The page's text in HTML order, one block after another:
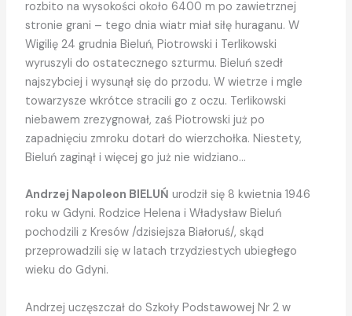
rozbito na wysokości około 6400 m po zawietrznej
stronie grani – tego dnia wiatr miał siłę huraganu. W
Wigilię 24 grudnia Bieluń, Piotrowski i Terlikowski
wyruszyli do ostatecznego szturmu. Bieluń szedł
najszybciej i wysunął się do przodu. W wietrze i mgle
towarzysze wkrótce stracili go z oczu. Terlikowski
niebawem zrezygnował, zaś Piotrowski już po
zapadnięciu zmroku dotarł do wierzchołka. Niestety,
Bieluń zaginął i więcej go już nie widziano…
Andrzej Napoleon BIELUŃ urodził się 8 kwietnia 1946
roku w Gdyni. Rodzice Helena i Władysław Bieluń
pochodzili z Kresów /dzisiejsza Białoruś/, skąd
przeprowadzili się w latach trzydziestych ubiegłego
wieku do Gdyni.
Andrzej uczęszczał do Szkoły Podstawowej Nr 2 w